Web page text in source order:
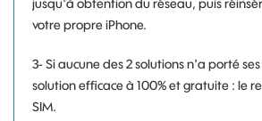
jusqu'à obtention du réseau, puis
votre propre iPhone.
3- Si aucune des 2 solutions n'a porté
solution efficace à 100% et gratuite : le
SIM.